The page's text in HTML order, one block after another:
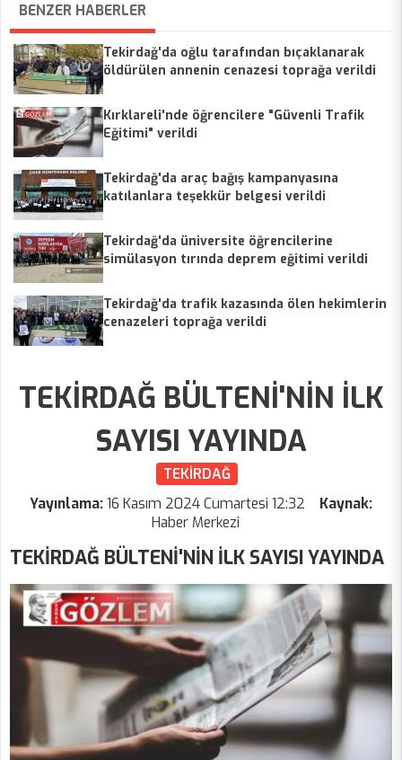
BENZER HABERLER
Tekirdağ'da oğlu tarafından bıçaklanarak
öldürülen annenin cenazesi toprağa verildi
Kırklareli'nde öğrencilere "Güvenli Trafik
Eğitimi" verildi
Tekirdağ'da araç bağış kampanyasına
katılanlara teşekkür belgesi verildi
Tekirdağ'da üniversite öğrencilerine
simülasyon tırında deprem eğitimi verildi
Tekirdağ'da trafik kazasında ölen hekimlerin
cenazeleri toprağa verildi
TEKİRDAĞ BÜLTENİ'NİN İLK
SAYISI YAYINDA
TEKİRDAĞ
Yayınlama:16 Kasım 2024 Cumartesi 12:32
Kaynak:
Haber Merkezi
TEKİRDAĞ BÜLTENİ'NİN İLK SAYISI YAYINDA